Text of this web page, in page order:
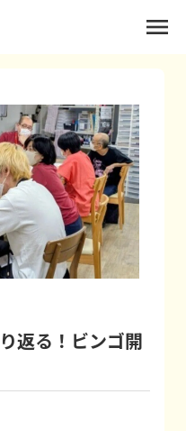
返る！ビンゴ開
menu